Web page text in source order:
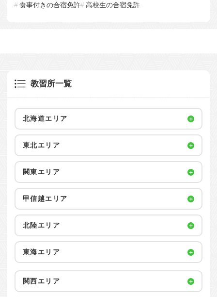
食事付きの合宿免許
高校生の合宿免許
教習所一覧
北海道エリア
東北エリア
関東エリア
甲信越エリア
北陸エリア
東海エリア
関西エリア